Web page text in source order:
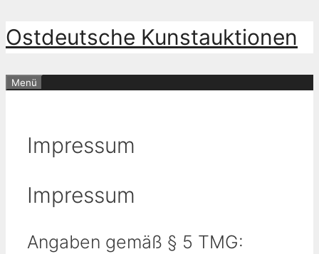
Zum
Inhalt
Ostdeutsche Kunstauktionen
Menü
Impressum
Impressum
Angaben gemäß § 5 TMG: